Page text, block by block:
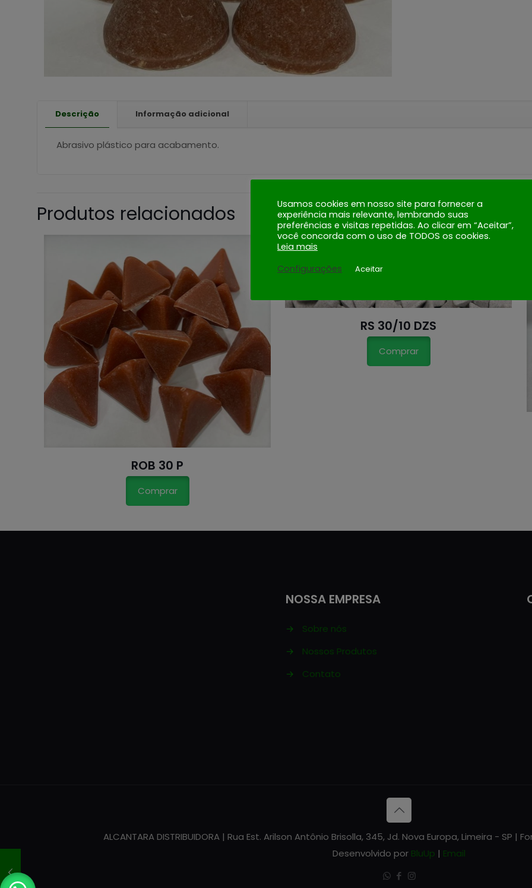
Descrição Informação adicional
Abrasivo plástico para acabamento.
Produtos relacionados
ROB 30 P
Comprar
RS 30/10 DZS
Comprar
NOSSA EMPRESA
→
Sobre nós
→
Nossos Produtos
→
Contato
ALCANTARA DISTRIBUIDORA | Rua Est. Arilson Antônio Brisolla, 345, Jd. Nova Europa, Limeira - SP
Desenvolvido por BluUp | Email
Usamos cookies em nosso site para fornecer a
experiência mais relevante, lembrando suas
preferências e visitas repetidas. Ao clicar em “Aceitar”,
você concorda com o uso de TODOS os cookies.
Leia mais
Configurações
Aceitar